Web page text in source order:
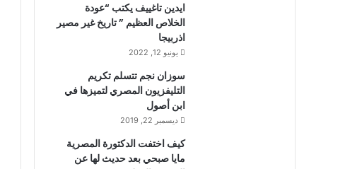
ايدين تاغييف يكتب “عودة
الخلاص العظيم ” تاريخ غير مصير
اذربيجا
يونيو 12, 2022
سوزان نجم تتسلم تكريم
التليفزيون المصري لتميزها في
ابن أصول
ديسمبر 22, 2019
كيف اختفت الدكتورة المصرية
مايا صبحي بعد حديث لها عن